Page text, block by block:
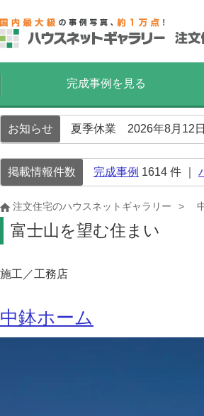
完成事例を見る
お知らせ 夏季休業 2026年8月12
掲載情報件数 完成事例 1614 件 ｜
注文住宅のハウスネットギャラリー
富士山を望む住まい
施工／工務店
中鉢ホーム